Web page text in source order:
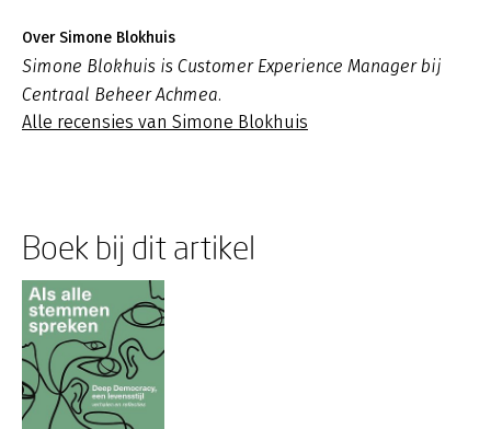
Over Simone Blokhuis
Simone Blokhuis is Customer Experience Manager bij
Centraal Beheer Achmea.
Alle recensies van Simone Blokhuis
Boek bij dit artikel